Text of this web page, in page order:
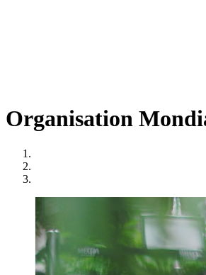
Organisation